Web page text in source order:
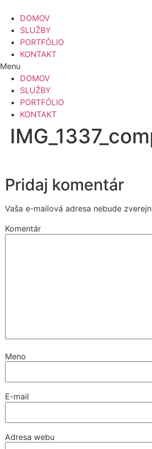
obsah
DOMOV
SLUŽBY
PORTFÓLIO
KONTAKT
Menu
DOMOV
SLUŽBY
PORTFÓLIO
KONTAKT
Pridaj komentár
Vaša e-mailová adresa nebude
Komentár
Meno
E-mail
Adresa webu